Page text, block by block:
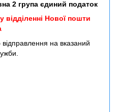
2 група єдиний податок
відділенні Нової пошти
на вказаний